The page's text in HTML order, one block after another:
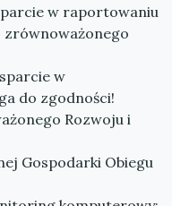
w raportowaniu
zrównoważonego
w
do zgodności!
Rozwoju i
Gospodarki Obiegu